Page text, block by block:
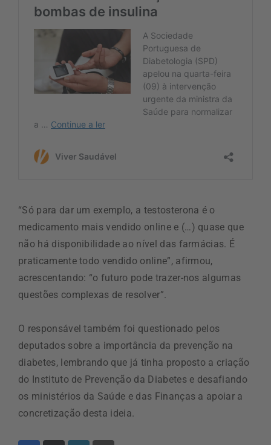
“Só para dar um exemplo, a testosterona é o
medicamento mais vendido online e (…) quase que
não há disponibilidade ao nível das farmácias. É
praticamente todo vendido online”, afirmou,
acrescentando: “o futuro pode trazer-nos algumas
questões complexas de resolver”.
O responsável também foi questionado pelos
deputados sobre a importância da prevenção na
diabetes, lembrando que já tinha proposto a criação
do Instituto de Prevenção da Diabetes e desafiando
os ministérios da Saúde e das Finanças a apoiar a
concretização desta ideia.